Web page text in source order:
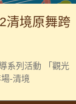
清境原舞跨
系列活動 「觀光
-清境